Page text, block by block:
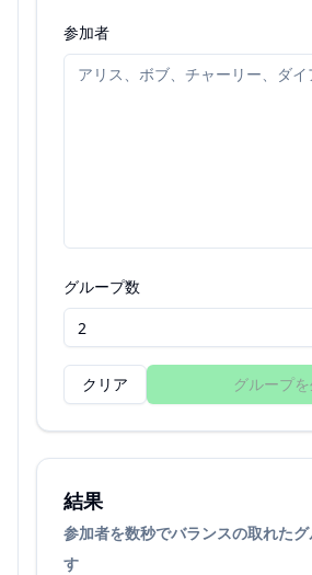
参加者
グループ数
クリア グループ
結果
参加者を数秒でバランスの取れた
す